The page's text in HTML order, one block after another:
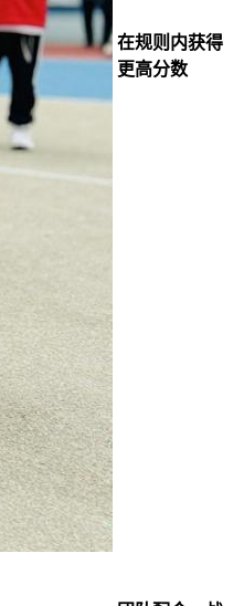
在规则内获得
更高分数